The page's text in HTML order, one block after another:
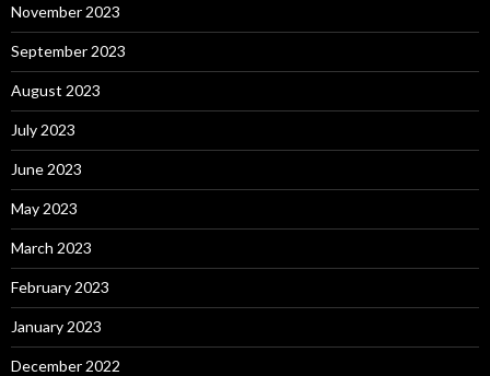
November 2023
September 2023
August 2023
July 2023
June 2023
May 2023
March 2023
February 2023
January 2023
December 2022